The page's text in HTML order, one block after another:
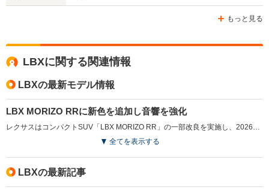
WLTCモード
燃費
└郊外:16.4～
└高速道路:18.7～
1986cc
FF、4WD
2393～2487cc
4WD、FF
もっと見る
LBXに関する関連情報
LBXの最新モデル情報
LBX MORIZO RRに新色を追加し音響を強化
レクサスはコンパクトSUV「LBX MORIZO RR」の一部改良を実施し、2026年5月に発売した。新たに外装色ニュートリノグレー＆ブラックと内装色オーカーを追加し、選択肢を拡充した。スピーカーを追加し17スピーカーとした「マーク レビンソン プレミアム サラウンド サウンド システム」をアクティブサウンドコントロールとともに改良し、ドライビング時の臨場感を高めている。さらにドライバーモニター機能を含む予防安全装備の充実により、運転支援性能も強化された。（2026.5）
全てを表示する
LBXの最新記事